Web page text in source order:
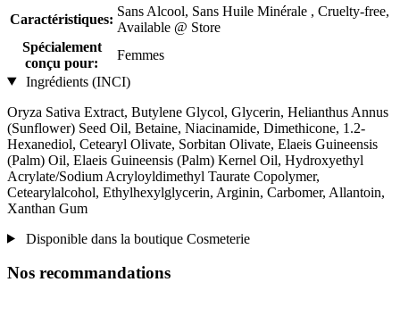
Caractéristiques:
Sans Alcool, Sans Huile Minérale , Cruelty-free,
Available @ Store
Spécialement
conçu pour:
Femmes
Ingrédients (INCI)
Oryza Sativa Extract, Butylene Glycol, Glycerin, Helianthus Annus
(Sunflower) Seed Oil, Betaine, Niacinamide, Dimethicone, 1.2-
Hexanediol, Cetearyl Olivate, Sorbitan Olivate, Elaeis Guineensis
(Palm) Oil, Elaeis Guineensis (Palm) Kernel Oil, Hydroxyethyl
Acrylate/Sodium Acryloyldimethyl Taurate Copolymer,
Cetearylalcohol, Ethylhexylglycerin, Arginin, Carbomer, Allantoin,
Xanthan Gum
Disponible dans la boutique Cosmeterie
Nos recommandations